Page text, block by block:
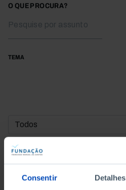
Consentir Detalhes
O QUE PROCURA?
TEMA
DATA DE INÍCIO
DATA DE FIM